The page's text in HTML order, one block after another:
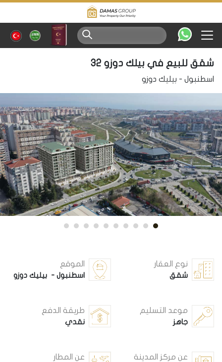
شقق للبيع في بيلك دوزو 32
اسطنبول - بيليك دوزو
نوع العقار
شقق
الموقع
اسطنبول - بيليك دوزو
موعد التسليم
جاهز
طريقة الدفع
نقدي
عن مركز المدينة
عن المطار